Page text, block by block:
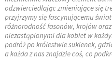
odzwierciedlając zmieniające się
przyjrzymy się fascynującemu
różnorodność fasonów, krojów
niezastąpionymi dla kobiet w
podróż po królestwie sukienek,
a każda z nas znajdzie coś, co